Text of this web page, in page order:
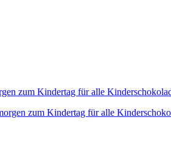
zum Kindertag für alle
zum Kindertag für alle